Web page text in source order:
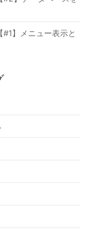
】メニュー表示と